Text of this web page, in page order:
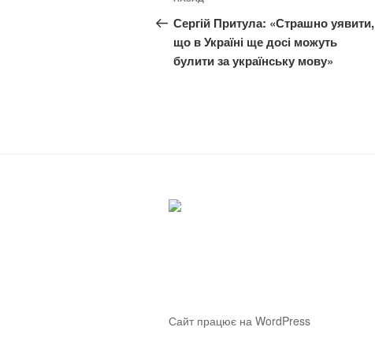
записів
запис:
Сергій Притула: «Страшно уявити,
що в Україні ще досі можуть
булити за українську мову»
Сайт працює на WordPress